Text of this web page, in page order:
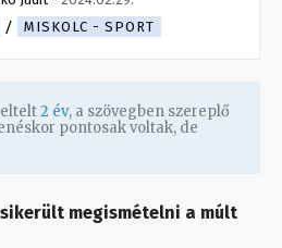
MISKOLC - SPORT
2 év, a szövegben szereplő
pontosak voltak, de
megismételni a múlt